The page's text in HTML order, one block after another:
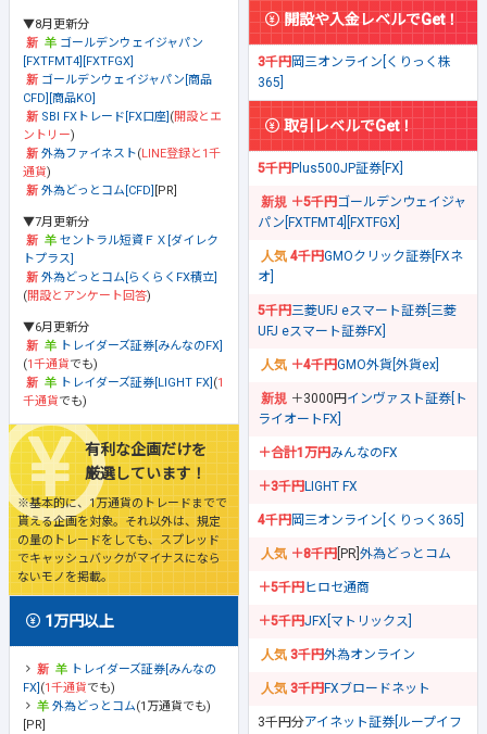
▼8月更新分
ゴールデンウェイジャパン
[FXTFMT4][FXTFGX]
ゴールデンウェイジャパン[商品
CFD][商品KO]
SBI FXトレード[FX口座] (開設とエ
ントリー)
外為ファイネスト(LINE登録と1千
通貨)
外為どっとコム[CFD] [PR]
▼7月更新分
セントラル短資ＦＸ[ダイレク
トプラス]
外為どっとコム[らくらくFX積立]
(開設とアンケート回答)
▼6月更新分
トレイダーズ証券[みんなのFX]
(1千通貨でも)
トレイダーズ証券[LIGHT FX] (1
千通貨でも)
有利な企画だけを
厳選しています！
※基本的に、1万通貨のトレードまでで
貰える企画を対象。それ以外は、規定
の量のトレードをしても、スプレッド
でキャッシュバックがマイナスになら
ないモノを掲載。
1万円以上
トレイダーズ証券[みんなの
FX] (1千通貨でも)
外為どっとコム(1万通貨でも)
[PR]
開設や入金レベルでGet！
3千円岡三オンライン[くりっく株
365]
取引レベルでGet！
5千円Plus500JP証券[FX]
＋5千円ゴールデンウェイジャ
パン[FXTFMT4][FXTFGX]
4千円GMOクリック証券[FXネ
オ]
5千円三菱UFJ eスマート証券[三菱
UFJ eスマート証券FX]
＋4千円GMO外貨[外貨ex]
＋3000円 インヴァスト証券[ト
ライオートFX]
＋合計1万円みんなのFX
＋3千円LIGHT FX
4千円岡三オンライン[くりっく365]
＋8千円 [PR] 外為どっとコム
＋5千円ヒロセ通商
＋5千円JFX[マトリックス]
3千円外為オンライン
3千円FXブロードネット
3千円分アイネット証券[ループイフ